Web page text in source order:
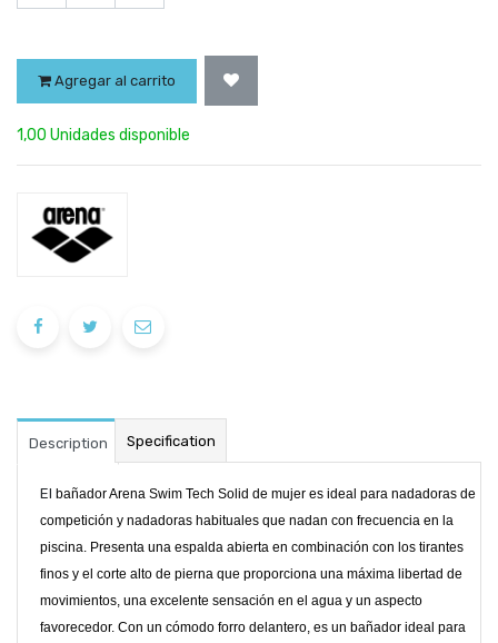
Agregar al carrito
1,00 Unidades disponible
Description Specification
El bañador Arena Swim Tech Solid de mujer es ideal para nadadoras de
competición y nadadoras habituales que nadan con frecuencia en la
piscina. Presenta una espalda abierta en combinación con los tirantes
finos y el corte alto de pierna que proporciona una máxima libertad de
movimientos, una excelente sensación en el agua y un aspecto
favorecedor. Con un cómodo forro delantero, es un bañador ideal para